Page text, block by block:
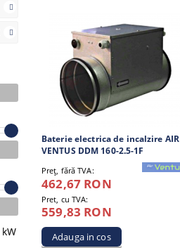
kW
Baterie electrica de incalzire AIR
VENTUS DDM 160-2.5-1F
Preţ, fără TVA:
462,67 RON
Pret, cu TVA:
559,83 RON